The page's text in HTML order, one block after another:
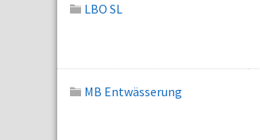
LBO SL
MB Entwässerung